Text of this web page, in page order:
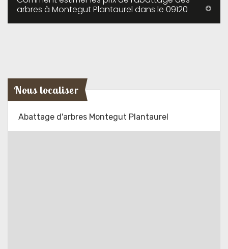
arbres à Montegut Plantaurel dans le 09120
Nous localiser
Abattage d'arbres Montegut Plantaurel